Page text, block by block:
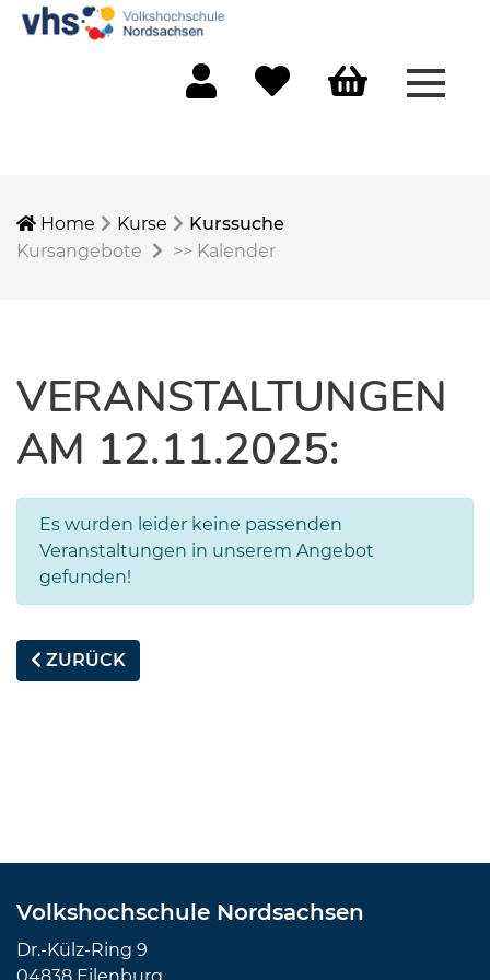
Home Kurse
Kurssuche
Kursangebote
>> Kalender
VERANSTALTUNGEN
AM 12.11.2025:
Es wurden leider keine passenden
Veranstaltungen in unserem Angebot
gefunden!
ZURÜCK
Volkshochschule Nordsachsen
Dr.-Külz-Ring 9